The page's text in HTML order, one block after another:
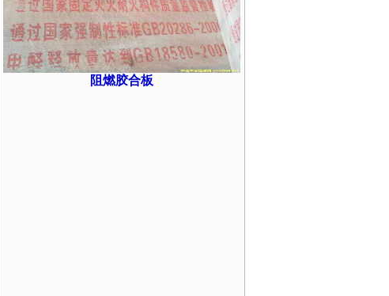
阻燃胶合板